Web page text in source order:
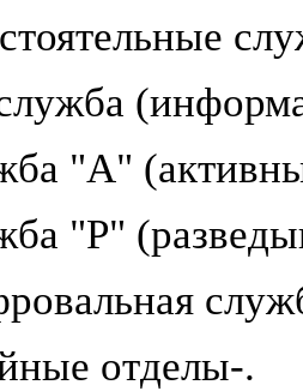
"А"
"Р"
отделы-.